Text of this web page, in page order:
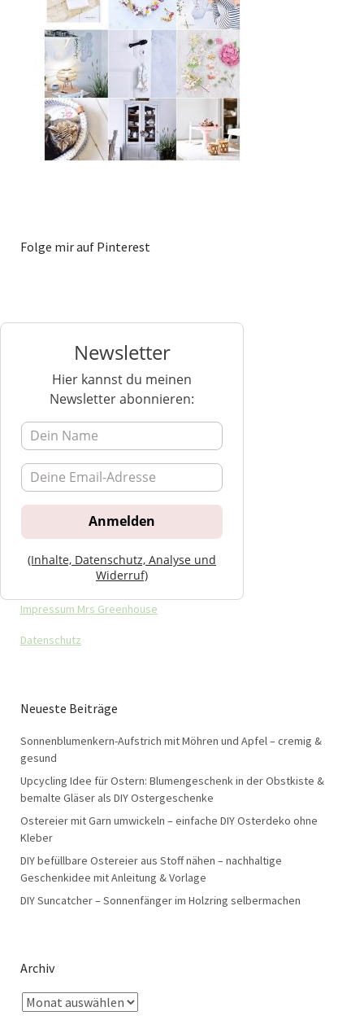
Folge mir auf Pinterest
Newsletter
Hier kannst du meinen
Newsletter abonnieren:
(Inhalte, Datenschutz, Analyse und
Widerruf)
Impressum Mrs Greenhouse
Datenschutz
Neueste Beiträge
Sonnenblumenkern-Aufstrich mit Möhren und Apfel – cremig &
gesund
Upcycling Idee für Ostern: Blumengeschenk in der Obstkiste &
bemalte Gläser als DIY Ostergeschenke
Ostereier mit Garn umwickeln – einfache DIY Osterdeko ohne
Kleber
DIY befüllbare Ostereier aus Stoff nähen – nachhaltige
Geschenkidee mit Anleitung & Vorlage
DIY Suncatcher – Sonnenfänger im Holzring selbermachen
Archiv